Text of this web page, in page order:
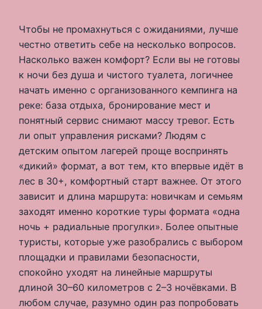
Чтобы не промахнуться с ожиданиями, лучше
честно ответить себе на несколько вопросов.
Насколько важен комфорт? Если вы не готовы
к ночи без душа и чистого туалета, логичнее
начать именно с организованного кемпинга на
реке: база отдыха, бронирование мест и
понятный сервис снимают массу тревог. Есть
ли опыт управления рисками? Людям с
детским опытом лагерей проще воспринять
«дикий» формат, а вот тем, кто впервые идёт в
лес в 30+, комфортный старт важнее. От этого
зависит и длина маршрута: новичкам и семьям
заходят именно короткие туры формата «одна
ночь + радиальные прогулки». Более опытные
туристы, которые уже разобрались с выбором
площадки и правилами безопасности,
спокойно уходят на линейные маршруты
длиной 30–60 километров с 2–3 ночёвками. В
любом случае, разумно один раз попробовать